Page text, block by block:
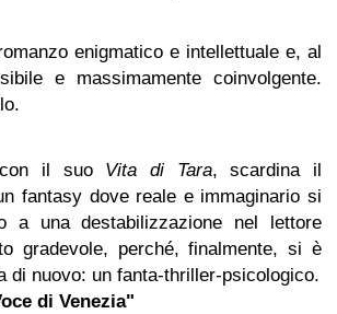
enigmatico e intellettuale e, al
e massimamente coinvolgente.
il suo Vita di Tara, scardina il
fantasy dove reale e immaginario si
a una destabilizzazione nel lettore
gradevole, perché, finalmente, si è
di nuovo: un fanta-thriller-psicologico.
di Venezia"